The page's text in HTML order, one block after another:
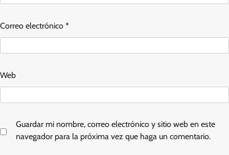
Correo electrónico *
Web
Guardar mi nombre, correo electrónico y sitio web en este
navegador para la próxima vez que haga un comentario.